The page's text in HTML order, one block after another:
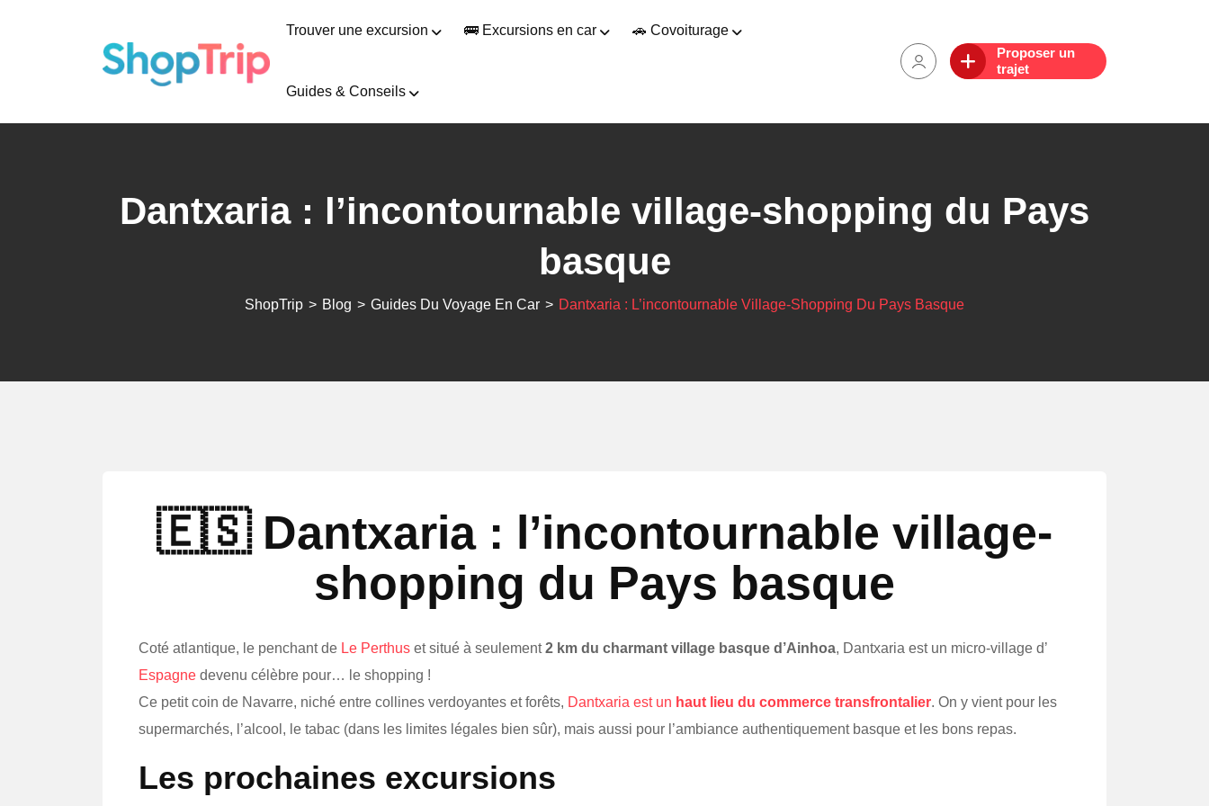
Trouver une excursion 🚌 Excursions en car 🚗 Covoiturage
Guides & Conseils
Proposer un
trajet
Dantxaria : l’incontournable village-shopping du Pays
basque
ShopTrip > Blog > Guides Du Voyage En Car > Dantxaria : L’incontournable Village-Shopping Du Pays Basque
🇪🇸 Dantxaria : l’incontournable village-
shopping du Pays basque
Coté atlantique, le penchant de Le Perthus et situé à seulement2 km du charmant village basque d’Ainhoa, Dantxaria est un micro-village d’
Espagne devenu célèbre pour… le shopping !
Ce petit coin de Navarre, niché entre collines verdoyantes et forêts, Dantxaria est un haut lieu du commerce transfrontalier. On y vient pour les
supermarchés, l’alcool, le tabac (dans les limites légales bien sûr), mais aussi pour l’ambiance authentiquement basque et les bons repas.
Les prochaines excursions